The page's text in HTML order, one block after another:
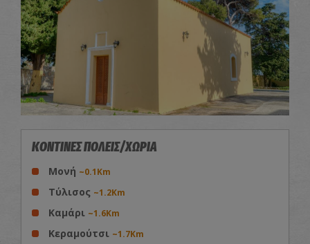
ΚΟΝΤΙΝΕΣ ΠΟΛΕΙΣ/ΧΩΡΙΑ
Μονή ~0.1Km
Τύλισος ~1.2Km
Καμάρι ~1.6Km
Κεραμούτσι ~1.7Km